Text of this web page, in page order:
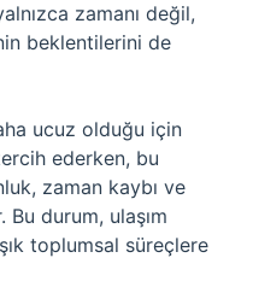
zamanı değil,
beklentilerini de
ucuz olduğu için
ederken, bu
zaman kaybı ve
Bu durum, ulaşım
toplumsal süreçlere